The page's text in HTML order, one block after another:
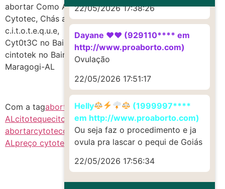
abortar Como Abortar, online c-y-t-o-t-e-c, entregas
Cytotec, Chás abortivos c1t0tec, Comprar Online
c.i.t.o.t.e.q.u.e,
Cyt0t3C no Bairro Centro da Cidade Maragogi-AL
cintotek no Bairro Povoado São Bento da Cidade
Maragogi-AL
Com a tagaborto no brasilc1t0tec ALcitotec
ALcitotequecitoteque ALcitoteque comprarcomo
abortarcytoteccytotec AL mifepristonemifepristone
ALpreço cytotec Sitotec
22/05/2026 17:38:26
Dayane ♥️♥️ (929110**** em
http://www.proaborto.com)
Ovulação
22/05/2026 17:51:17
Helly
(1999997****
em http://www.proaborto.com)
Ou seja faz o procedimento e ja
ovula pra lascar o pequi de Goiás
22/05/2026 17:56:34